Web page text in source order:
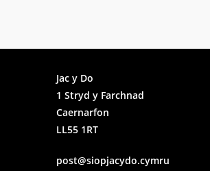
Jac y Do
1 Stryd y Farchnad
Caernarfon
LL55 1RT
post@siopjacydo.cymru